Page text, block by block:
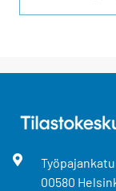
Työpajankatu
00580